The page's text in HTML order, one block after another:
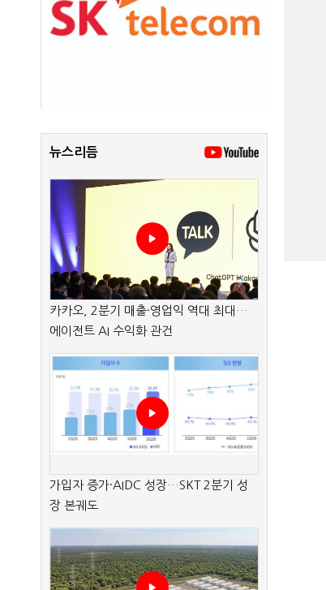
뉴스리듬
카카오, 2분기 매출·영업익 역대 최대…
에이전트 AI 수익화 관건
가입자 증가·AIDC 성장…SKT 2분기 성
장 본궤도